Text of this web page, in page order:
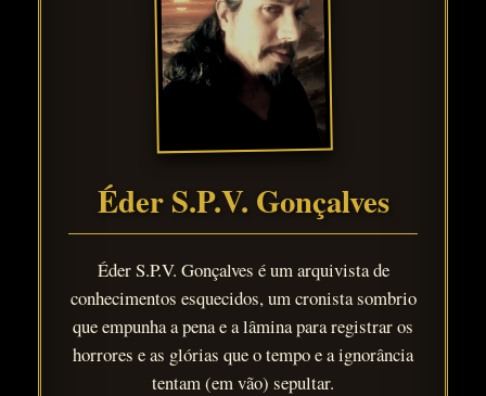
Éder S.P.V. Gonçalves
Éder S.P.V. Gonçalves é um arquivista de
conhecimentos esquecidos, um cronista sombrio
que empunha a pena e a lâmina para registrar os
horrores e as glórias que o tempo e a ignorância
tentam (em vão) sepultar.